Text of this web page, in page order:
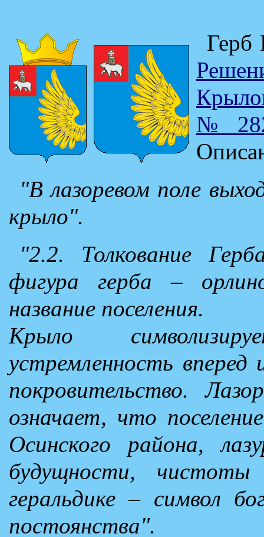
Герб
№
"В лазоревом поле
крыло".
"2.2. Толкование
фигура герба –
название поселения.
Крыло
устремленность
покровительство.
означает, что
Осинского района,
будущности,
геральдике – символ
постоянства".